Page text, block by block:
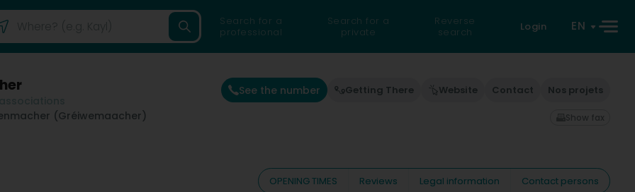
Search for a
professional
Search for a
private
Reverse
search
Login EN
(Gréiwemaacher)
See the number Getting There Website Contact Nos projets
Show fax
OPENING TIMES Reviews Legal information
Contact persons